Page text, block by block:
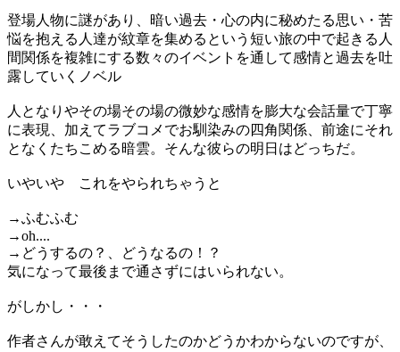
登場人物に謎があり、暗い過去・心の内に秘めたる思い・苦
悩を抱える人達が紋章を集めるという短い旅の中で起きる人
間関係を複雑にする数々のイベントを通して感情と過去を吐
露していくノベル
人となりやその場その場の微妙な感情を膨大な会話量で丁寧
に表現、加えてラブコメでお馴染みの四角関係、前途にそれ
となくたちこめる暗雲。そんな彼らの明日はどっちだ。
いやいや これをやられちゃうと
→ふむふむ
→oh....
→どうするの？、どうなるの！？
気になって最後まで通さずにはいられない。
がしかし・・・
作者さんが敢えてそうしたのかどうかわからないのですが、